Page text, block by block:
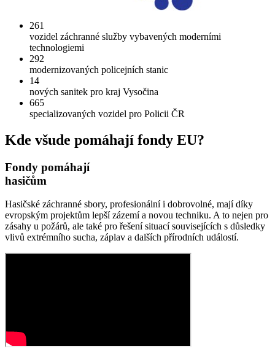
261
vozidel záchranné služby vybavených moderními
technologiemi
292
modernizovaných policejních stanic
14
nových sanitek pro kraj Vysočina
665
specializovaných vozidel pro Policii ČR
Kde všude pomáhají fondy EU?
Fondy pomáhají
hasičům
Hasičské záchranné sbory, profesionální i dobrovolné, mají díky
evropským projektům lepší zázemí a novou techniku. A to nejen pro
zásahy u požárů, ale také pro řešení situací souvisejících s důsledky
vlivů extrémního sucha, záplav a dalších přírodních událostí.